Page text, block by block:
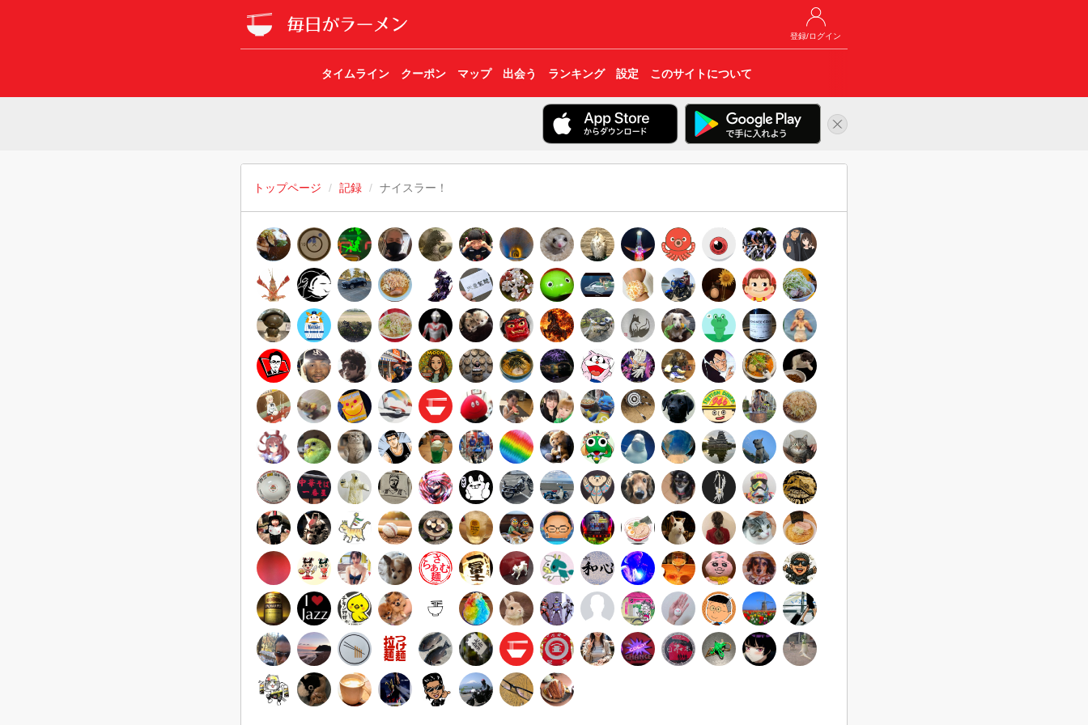
登録/ログイン
タイムライン クーポン マップ 出会う ランキング 設定 このサイトについて
トップページ 記録 ナイスラー！